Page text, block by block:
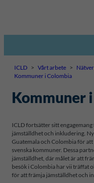
ICLD > Vårt arbete >
Kommuner i Colombia
Kommuner
ICLD fortsätter sitt
jämställdhet och inkludering.
Guatemala och Colombia för
svenska kommuner. Dessa
jämställdhet, där målet är att
besök i Colombia har vii träffat
för att främja jämställdhet och